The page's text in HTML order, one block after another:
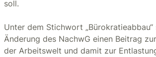
soll.
Unter dem Stichwort
Änderung des NachwG einen Beitrag
der Arbeitswelt und damit zur